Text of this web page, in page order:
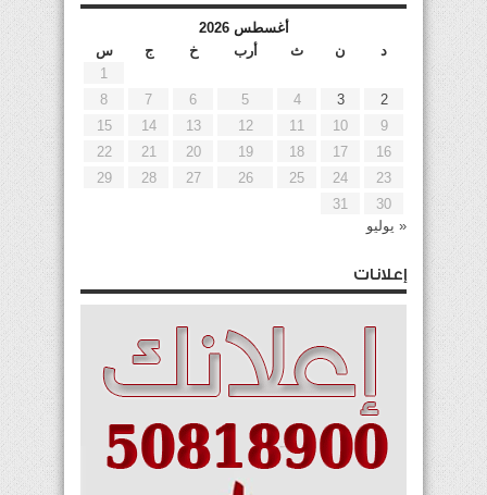
أغسطس 2026
د
ن ث أرب خ ج
س
1
2
3
4
5
6
7
8
9
10
11
12
13
14
15
16
17
18
19
20
21
22
23
24
25
26
27
28
29
30
31
« يوليو
إعلانات